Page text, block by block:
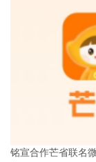
铭宣合作芒省联名